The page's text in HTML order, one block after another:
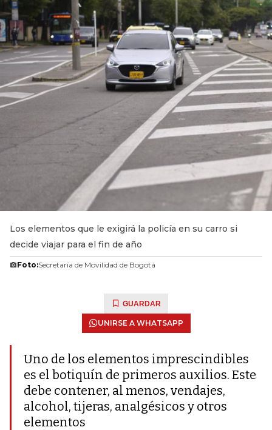
Los elementos que le exigirá la policía en su carro si
decide viajar para el fin de año
Foto:Secretaría de Movilidad de Bogotá
GUARDAR
UNIRSE A WHATSAPP
Uno de los elementos imprescindibles
es el botiquín de primeros auxilios. Este
debe contener, al menos, vendajes,
alcohol, tijeras, analgésicos y otros
elementos